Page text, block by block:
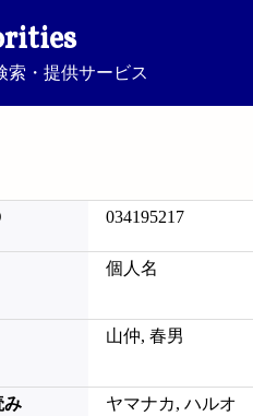
索・提供サービス
034195217
個人名
山仲, 春男
み ヤマナカ, ハルオ